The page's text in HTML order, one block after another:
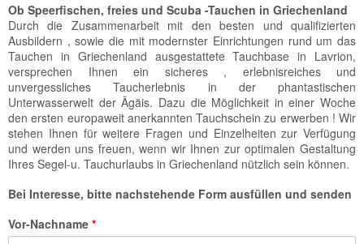
Ob Speerfischen, freies und Scuba -Tauchen in Griechenland
Durch die Zusammenarbeit mit den besten und qualifizierten
Ausbildern , sowie die mit modernster Einrichtungen rund um das
Tauchen in Griechenland ausgestattete Tauchbase in Lavrion,
versprechen Ihnen ein sicheres , erlebnisreiches und
unvergessliches Taucherlebnis in der phantastischen
Unterwasserwelt der Ägäis. Dazu die Möglichkeit in einer Woche
den ersten europaweit anerkannten Tauchschein zu erwerben ! Wir
stehen Ihnen für weitere Fragen und Einzelheiten zur Verfügung
und werden uns freuen, wenn wir Ihnen zur optimalen Gestaltung
Ihres Segel-u. Tauchurlaubs in Griechenland nützlich sein können.
Bei Interesse, bitte nachstehende Form ausfüllen und senden
Vor-Nachname *